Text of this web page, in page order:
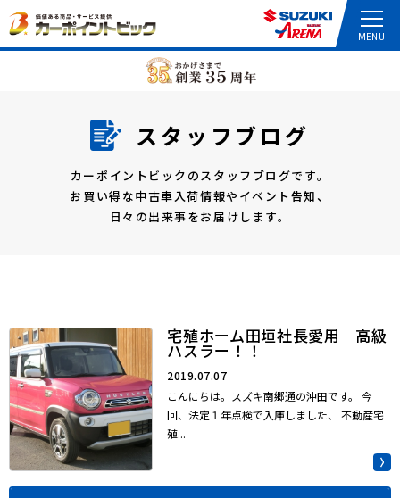
スタッフブログ
カーポイントビックのスタッフブログです。
お買い得な中古車入荷情報やイベント告知、
日々の出来事をお届けします。
宅殖ホーム田垣社長愛用 高級
ハスラー！！
2019.07.07
こんにちは。スズキ南郷通の沖田です。 今
回、法定１年点検で入庫しました、 不動産宅
殖...